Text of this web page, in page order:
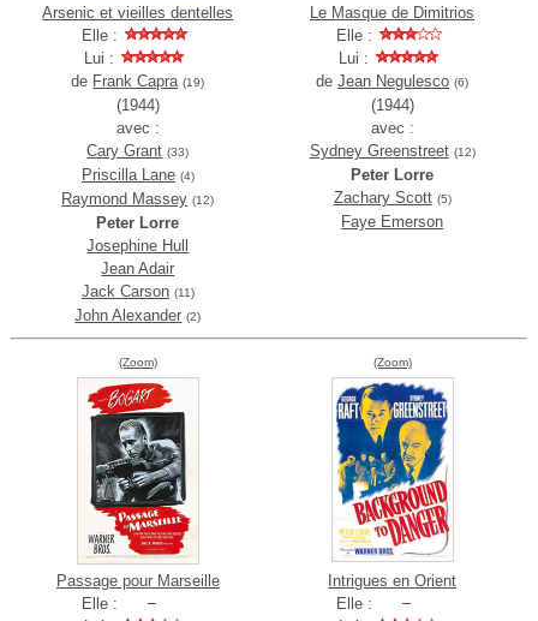
Arsenic et vieilles dentelles
Elle :
Lui :
de Frank Capra (19)
(1944)
avec :
Cary Grant (33)
Priscilla Lane (4)
Raymond Massey (12)
Peter Lorre
Josephine Hull
Jean Adair
Jack Carson (11)
John Alexander (2)
Le Masque de Dimitrios
Elle :
Lui :
deJean Negulesco (6)
(1944)
avec :
Sydney Greenstreet (12)
Peter Lorre
Zachary Scott (5)
Faye Emerson
(Zoom)
Passage pour Marseille
Elle :
(Zoom)
Intrigues en Orient
Elle :